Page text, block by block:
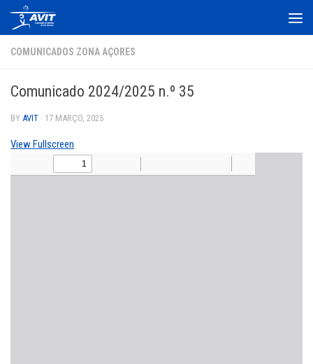
Skip to content
COMUNICADOS ZONA AÇORES
Comunicado 2024/2025 n.º 35
BY AVIT · 17 MARÇO, 2025
View Fullscreen